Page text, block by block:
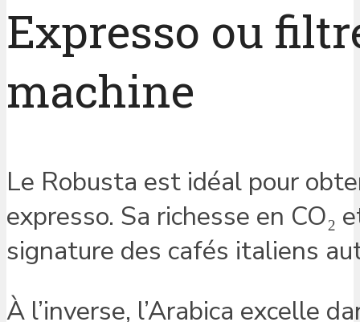
Expresso ou
machine
Le Robusta est idéal pour
expresso. Sa richesse en CO₂
signature des cafés italiens
À l’inverse, l’Arabica excelle